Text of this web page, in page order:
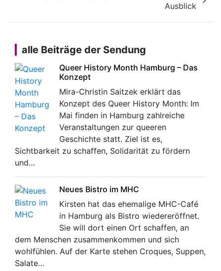
Ausblick
alle Beiträge der Sendung
Queer History Month Hamburg – Das
Konzept
Mira-Christin Saitzek erklärt das
Konzept des Queer History Month: Im
Mai finden in Hamburg zahlreiche
Veranstaltungen zur queeren
Geschichte statt. Ziel ist es,
Sichtbarkeit zu schaffen, Solidarität zu fördern
und…
Neues Bistro im MHC
Kirsten hat das ehemalige MHC-Café
in Hamburg als Bistro wiedereröffnet.
Sie will dort einen Ort schaffen, an
dem Menschen zusammenkommen und sich
wohlfühlen. Auf der Karte stehen Croques, Suppen,
Salate…